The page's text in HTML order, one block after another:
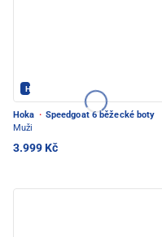
Hoka - PEC POD SNĚŽKOU
Hoka · Speedgoat 6 běžecké boty
Muži
3.999 Kč